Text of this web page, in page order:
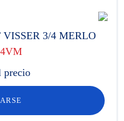
3/4 MERLO
precio